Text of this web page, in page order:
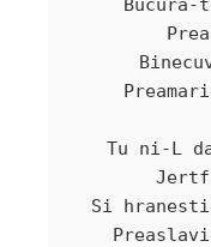
Tu ni-L
Si